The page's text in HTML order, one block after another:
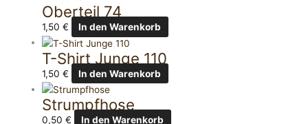
Oberteil 74
1,50€ In den Warenkorb
T-Shirt Junge 110
1,50€ In den Warenkorb
Strumpfhose
0,50€ In den Warenkorb